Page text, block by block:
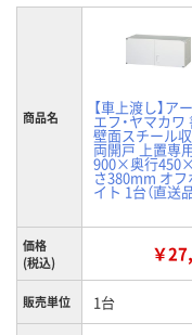
商品名 【車上渡し】ア
エフ・ヤマカワ
壁面スチール
両開戸 上置専
900×奥行
さ380mm オフ
イト 1台（直送品
価格
(税込)
￥
販売単位 1台